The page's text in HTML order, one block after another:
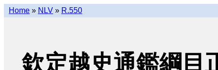
Home » NLV » R.550
欽定越史通鑑綱目